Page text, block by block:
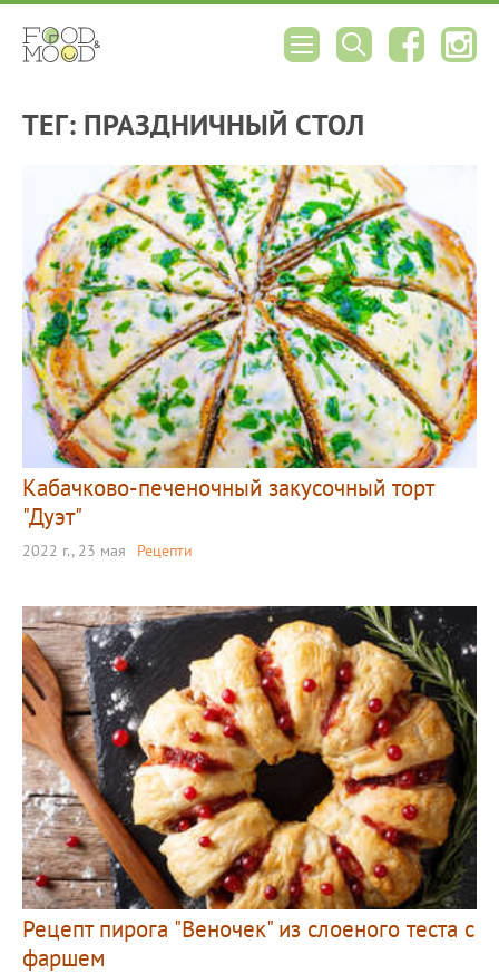
ТЕГ: ПРАЗДНИЧНЫЙ СТОЛ
Кабачково-печеночный закусочный торт
"Дуэт"
2022 г., 23 мая Рецепти
Рецепт пирога "Веночек" из слоеного теста с
фаршем